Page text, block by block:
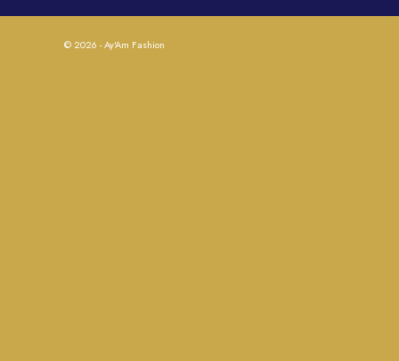
© 2026 - Ay'Am Fashion